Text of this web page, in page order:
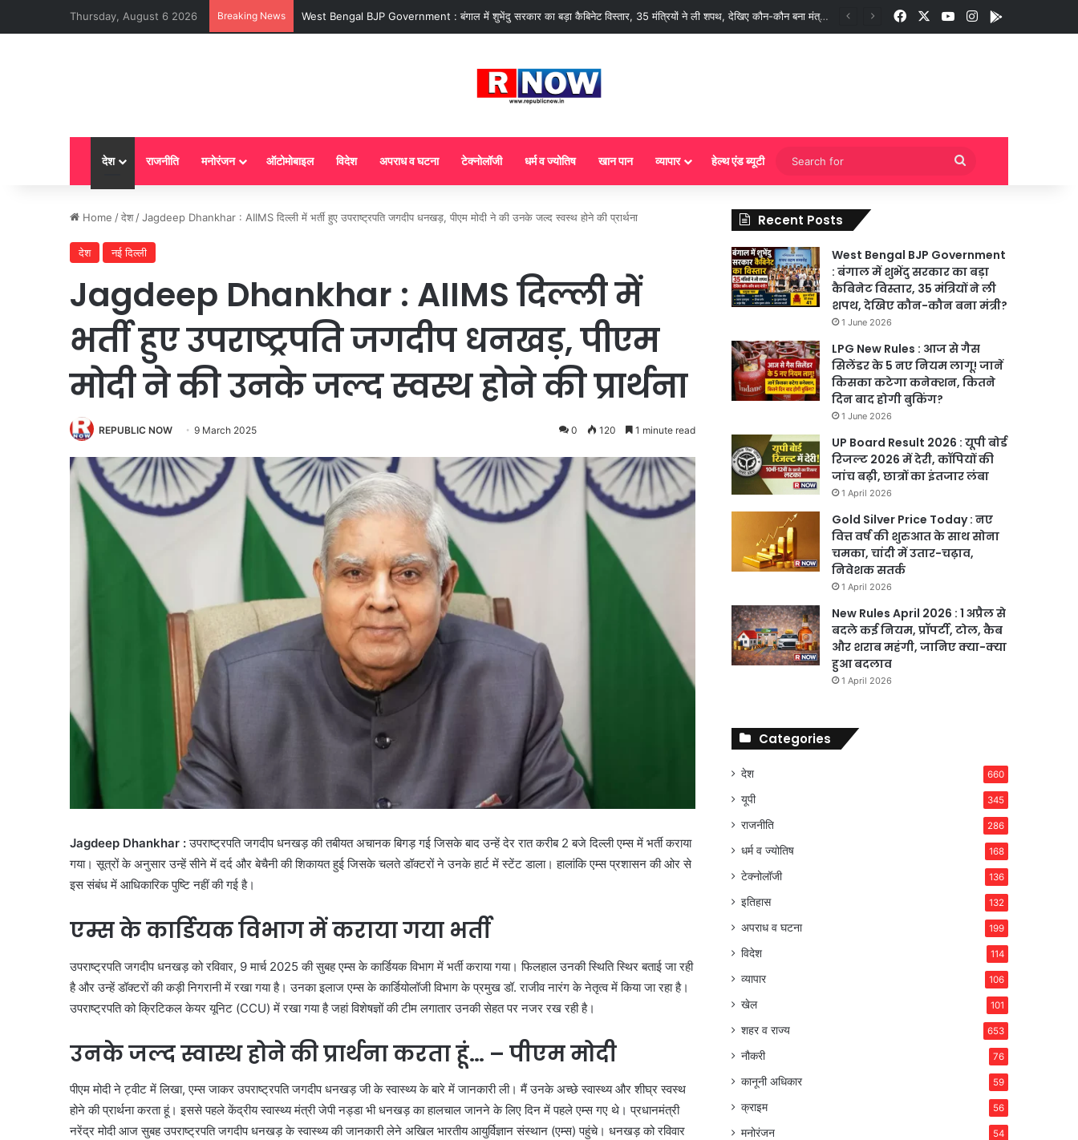
Thursday, August 6 2026 Breaking News LPG New Rules : आज से गैस सिलेंडर के 5 नए नियम लागू! जानें किसका कटेगा कनेक्शन, कितने दिन बाद होगी बुकिंग? FacebookYouTubeInstagram
देश राजनीति मनोरंजन ऑटोमोबाइल विदेश अपराध व घटना टेक्नोलॉजी धर्म व ज्योतिष खान पान व्यापार हेल्थ एंड ब्यूटी
Search
for
Home /देश /Jagdeep Dhankhar : AIIMS दिल्ली में भर्ती हुए उपराष्ट्रपति जगदीप धनखड़, पीएम मोदी ने की उनके जल्द स्वस्थ होने की प्रार्थना
देश नई दिल्ली
Jagdeep Dhankhar : AIIMS दिल्ली में
भर्ती हुए उपराष्ट्रपति जगदीप धनखड़, पीएम
मोदी ने की उनके जल्द स्वस्थ होने की प्रार्थना
REPUBLIC NOW 9 March 2025 0 120 1 minute read
Jagdeep Dhankhar :उपराष्ट्रपति जगदीप धनखड़ की तबीयत अचानक बिगड़ गई जिसके बाद उन्हें देर रात करीब 2 बजे दिल्ली एम्स में भर्ती कराया
गया। सूत्रों के अनुसार उन्हें सीने में दर्द और बेचैनी की शिकायत हुई जिसके चलते डॉक्टरों ने उनके हार्ट में स्टेंट डाला। हालांकि एम्स प्रशासन की ओर से
इस संबंध में आधिकारिक पुष्टि नहीं की गई है।
एम्स के कार्डियक विभाग में कराया गया भर्ती
उपराष्ट्रपति जगदीप धनखड़ को रविवार, 9 मार्च 2025 की सुबह एम्स के कार्डियक विभाग में भर्ती कराया गया। फिलहाल उनकी स्थिति स्थिर बताई जा रही
है और उन्हें डॉक्टरों की कड़ी निगरानी में रखा गया है। उनका इलाज एम्स के कार्डियोलॉजी विभाग के प्रमुख डॉ. राजीव नारंग के नेतृत्व में किया जा रहा है।
उपराष्ट्रपति को क्रिटिकल केयर यूनिट (CCU) में रखा गया है जहां विशेषज्ञों की टीम लगातार उनकी सेहत पर नजर रख रही है।
उनके जल्द स्वास्थ होने की प्रार्थना करता हूं… – पीएम मोदी
पीएम मोदी ने ट्वीट में लिखा, एम्स जाकर उपराष्ट्रपति जगदीप धनखड़ जी के स्वास्थ्य के बारे में जानकारी ली। मैं उनके अच्छे स्वास्थ्य और शीघ्र स्वस्थ
होने की प्रार्थना करता हूं। इससे पहले केंद्रीय स्वास्थ्य मंत्री जेपी नड्डा भी धनखड़ का हालचाल जानने के लिए दिन में पहले एम्स गए थे। प्रधानमंत्री
नरेंद्र मोदी आज सुबह उपराष्ट्रपति जगदीप धनखड़ के स्वास्थ्य की जानकारी लेने अखिल भारतीय आयुर्विज्ञान संस्थान (एम्स) पहुंचे। धनखड़ को रविवार
Recent Posts
West Bengal BJP Government
: बंगाल में शुभेंदु सरकार का बड़ा
कैबिनेट विस्तार, 35 मंत्रियों ने ली
शपथ, देखिए कौन-कौन बना मंत्री?
1 June 2026
LPG New Rules : आज से गैस
सिलेंडर के 5 नए नियम लागू! जानें
किसका कटेगा कनेक्शन, कितने
दिन बाद होगी बुकिंग?
1 June 2026
UP Board Result 2026 : यूपी बोर्ड
रिजल्ट 2026 में देरी, कॉपियों की
जांच बढ़ी, छात्रों का इंतजार लंबा
1 April 2026
Gold Silver Price Today : नए
वित्त वर्ष की शुरुआत के साथ सोना
चमका, चांदी में उतार-चढ़ाव,
निवेशक सतर्क
1 April 2026
New Rules April 2026 : 1 अप्रैल से
बदले कई नियम, प्रॉपर्टी, टोल, कैब
और शराब महंगी, जानिए क्या-क्या
हुआ बदलाव
1 April 2026
Categories
देश 660
यूपी 345
राजनीति 286
धर्म व ज्योतिष 168
टेक्नोलॉजी 136
इतिहास 132
अपराध व घटना 199
विदेश 114
व्यापार 106
खेल 101
शहर व राज्य 653
नौकरी 76
कानूनी अधिकार 59
क्राइम 56
मनोरंजन 54